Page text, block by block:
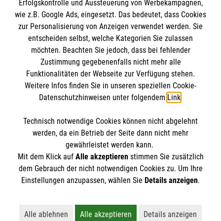
9 Unterrichtseinheiten à 45 Minuten
Jetzt Kurs buchen: Erste-Hilfe in
Bildungseinrichtungen
Impressum
Datenschutz
Kontakt
Barrierefreiheit
Die Malteser
Malteser in Deutschland
Malteserorden
Sharepoint
Spendenkonto
IBAN: DE09 3706 0120 1201 2162 29
BIC: GENODED1PA7
So finden Sie uns
Ardeyer Str. 12
58730 Fröndenberg/Ruhr
Der Malteser Hilfsdienst e.V. ist als eingetragene
Gewerbesteuer befreit.
Erfolgskontrolle und Aussteuerung von Werbekampagnen,
wie z.B. Google Ads, eingesetzt. Das bedeutet, dass Cookies
zur Personalisierung von Anzeigen verwendet werden. Sie
entscheiden selbst, welche Kategorien Sie zulassen
möchten. Beachten Sie jedoch, dass bei fehlender
Zustimmung gegebenenfalls nicht mehr alle
Funktionalitäten der Webseite zur Verfügung stehen.
Weitere Infos finden Sie in unseren speziellen Cookie-
Datenschutzhinweisen unter folgendem Link.
Technisch notwendige Cookies können nicht abgelehnt
werden, da ein Betrieb der Seite dann nicht mehr
gewährleistet werden kann.
Mit dem Klick auf Alle akzeptierenstimmen Sie zusätzlich
dem Gebrauch der nicht notwendigen Cookies zu. Um Ihre
Einstellungen anzupassen, wählen Sie Details anzeigen.
Alle ablehnen
Alle akzeptieren
Details anzeigen